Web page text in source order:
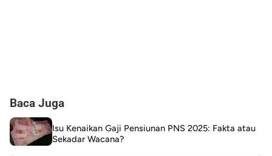
Baca Juga
Isu Kenaikan Gaji Pensiunan PNS 2025: Fakta atau
Sekadar Wacana?